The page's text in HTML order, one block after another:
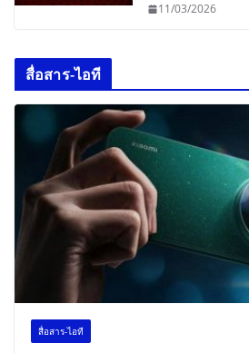
11/03/2026
สื่อสาร-ไอที
สื่อสาร-ไอที